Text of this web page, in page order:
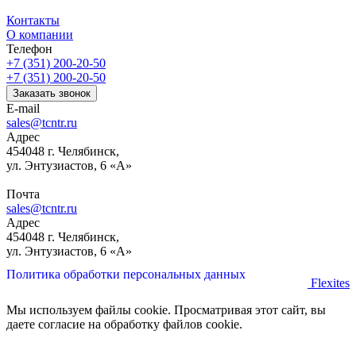
Контакты
О компании
Телефон
+7 (351) 200-20-50
+7 (351) 200-20-50
Заказать звонок
E-mail
sales@tcntr.ru
Адрес
454048 г. Челябинск,
ул. Энтузиастов, 6 «А»
Почта
sales@tcntr.ru
Адрес
454048 г. Челябинск,
ул. Энтузиастов, 6 «А»
Политика обработки персональных данных
Flexites
Мы используем файлы cookie. Просматривая этот сайт, вы
даете согласие на обработку файлов cookie.